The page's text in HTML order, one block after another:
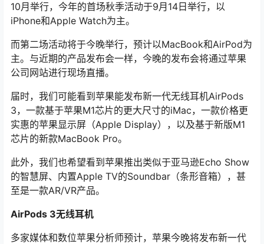
10月举行，今年的首场秋季活动于9月14日举行，以
iPhone和Apple Watch为主。
而第二场活动将于今晚举行，预计以MacBook和AirPod为
主。与近期的产品发布会一样，今晚的发布会将通过苹果
公司网站进行现场直播。
届时，我们可能看到苹果能发布新一代无线耳机AirPods
3，一款基于苹果M1芯片的更大尺寸的iMac，一款价格更
实惠的苹果显示屏（Apple Display），以及基于新版M1
芯片的新款MacBook Pro。
此外，我们也希望看到苹果推出类似于亚马逊Echo Show
的智慧屏、内置Apple TV的Soundbar（条形音箱），甚
至是一款AR/VR产品。
AirPods 3无线耳机
多家媒体和数位苹果分析师预计，苹果今晚将发布新一代